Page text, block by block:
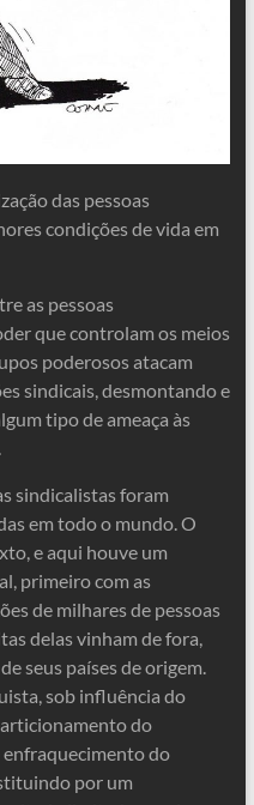
das pessoas
condições de vida em
as pessoas
que controlam os meios
poderosos atacam
sindicais, desmontando e
tipo de ameaça às
sindicalistas foram
em todo o mundo. O
e aqui houve um
primeiro com as
de milhares de pessoas
delas vinham de fora,
seus países de origem.
sob influência do
do
do
por um